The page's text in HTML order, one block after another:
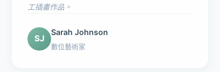
工插畫作品。
SJ
Sarah Johnson
數位藝術家